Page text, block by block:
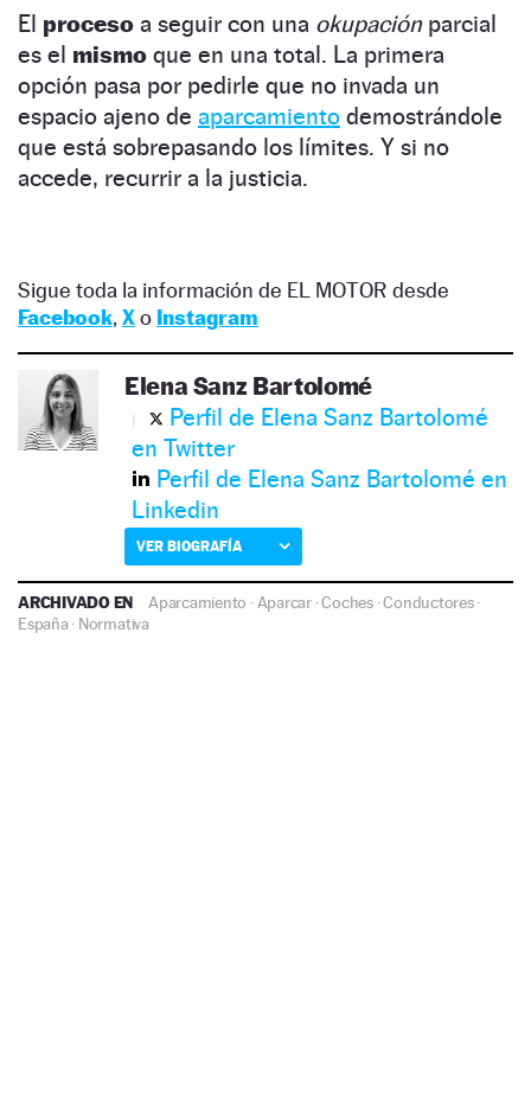
El proceso a seguir con una okupación parcial
es el mismo que en una total. La primera
opción pasa por pedirle que no invada un
espacio ajeno de aparcamiento demostrándole
que está sobrepasando los límites. Y si no
accede, recurrir a la justicia.
Sigue toda la información de EL MOTOR desde
Facebook, Xo Instagram
Elena Sanz Bartolomé
Perfil de Elena Sanz Bartolomé
en Twitter
Perfil de Elena Sanz Bartolomé en
Linkedin
VER BIOGRAFÍA
ARCHIVADO EN Aparcamiento · Aparcar·Coches·Conductores·
España· Normativa